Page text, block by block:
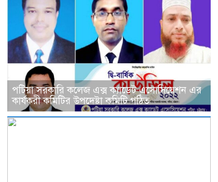
পটিয়া সরকারি কলেজ এক্স ক্যাডেট এসোসিয়েশন এর
কার্যকরী কমিটির উপদেষ্টা কমিটি গঠিত